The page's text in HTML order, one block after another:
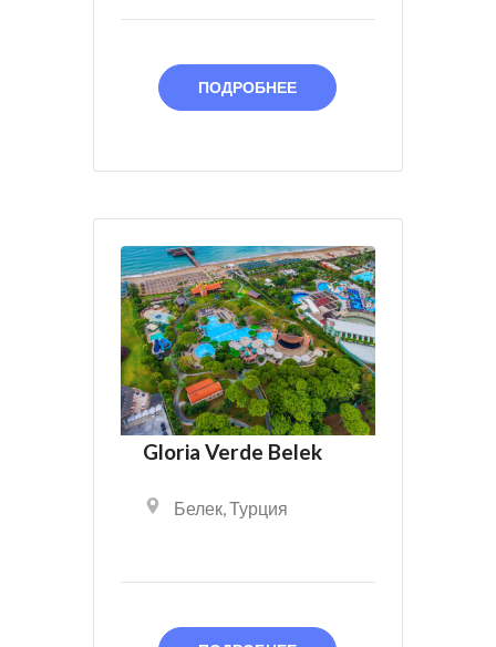
ПОДРОБНЕЕ
Gloria Verde Belek
Белек,Турция